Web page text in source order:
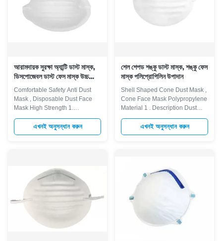
আরামদায়ক সুরক্ষা অ্যান্টি ডাস্ট মাস্ক,
ডিসপোজেবল ডাস্ট ফেস মাস্ক উচ্চ
শক্তি
Comfortable Safety Anti Dust
Mask , Disposable Dust Face
Mask High Strength 1.
Advantage < Function: Thick
layers of protection effectively
resist the invasion of harmful
the nose improves the adhesion
of the item. < Comfortable to
wear: No falling off, comfortable
to wear and the mask is
designed with high strength. <
Wide application: Perfect for
machining, automobile making,
এখনই অনুসন্ধান করুন
শেল শেপড শঙ্কু ডাস্ট মাস্ক, শঙ্কু ফেস
মাস্ক পলিপ্রোপিলিন উপাদান
Shell Shaped Cone Dust Mask ,
Cone Face Mask Polypropylene
Material 1 . Description Dust
Mask, used for relief from non-
harmful household dust, offers
homeowners an option in
patented filter media and
contour-fit, soft metal nosepiece
adjusts closely over the bridge
of the nose making it
comfortable and easy to use.
Polypropylene Shell-shaped
Head elastic string Steel nose
এখনই অনুসন্ধান করুন